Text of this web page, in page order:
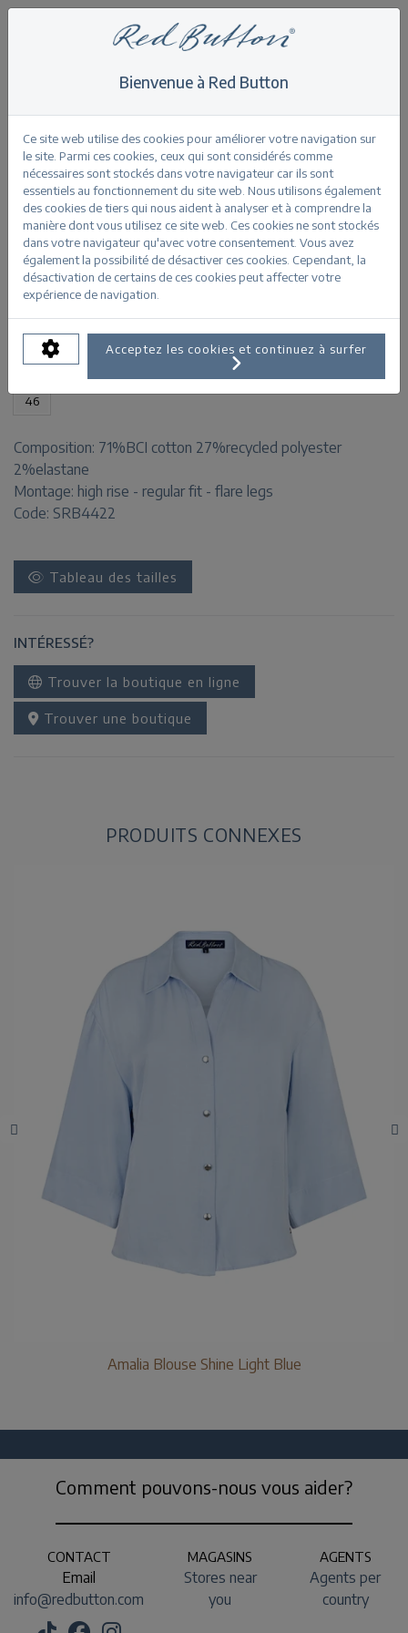
Bibette vintage
Retour
Bibette vintage stoneused
INFORMATIONS SUR LE PRODUIT
TAILLES DISPONIBLES:
32 34
46
Composition: 71%BCI cotton 27%recycled polyester
2%elastane
Montage: high rise - regular fit - flare legs
Code: SRB4422
Tableau des tailles
INTÉRESSÉ?
Trouver la boutique en ligne
Trouver une boutique
PRODUITS CONNEXES
Amalia Blouse Shine Light Blue
Bienvenue à Red Button
Ce site web utilise des cookies pour améliorer votre navigation sur
le site. Parmi ces cookies, ceux qui sont considérés comme
nécessaires sont stockés dans votre navigateur car ils sont
essentiels au fonctionnement du site web. Nous utilisons également
des cookies de tiers qui nous aident à analyser et à comprendre la
manière dont vous utilisez ce site web. Ces cookies ne sont stockés
dans votre navigateur qu'avec votre consentement. Vous avez
également la possibilité de désactiver ces cookies. Cependant, la
désactivation de certains de ces cookies peut affecter votre
expérience de navigation.
Acceptez les cookies et continuez à surfer
Comment pouvons-nous vous aider?
CONTACT
Email
info@redbutton.com
MAGASINS
Stores near
you
AGENTS
Agents per
country